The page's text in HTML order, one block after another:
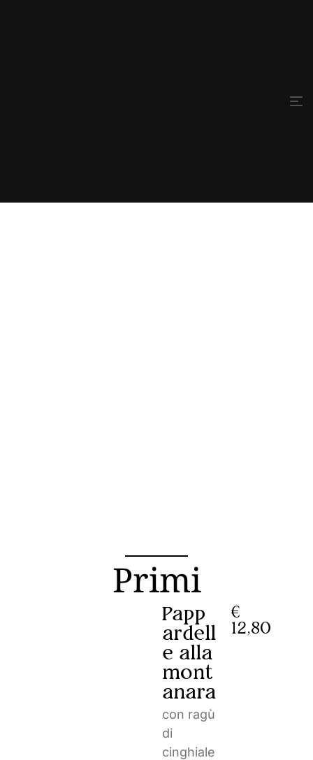
Primi
Papp
ardell
e alla
mont
anara
con ragù
di
cinghiale
€
12,80